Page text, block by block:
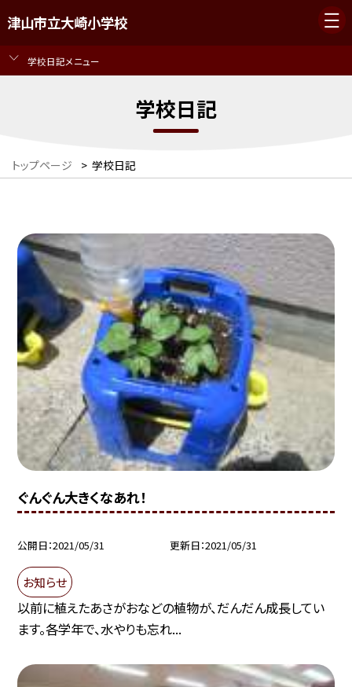
津山市立大崎小学校
学校日記メニュー
学校日記
トップページ > 学校日記
ぐんぐん大きくなあれ！
公開日 2021/05/31 更新日 2021/05/31
お知らせ
以前に植えたあさがおなどの植物が、だんだん成長してい
ます。各学年で、水やりも忘れ...